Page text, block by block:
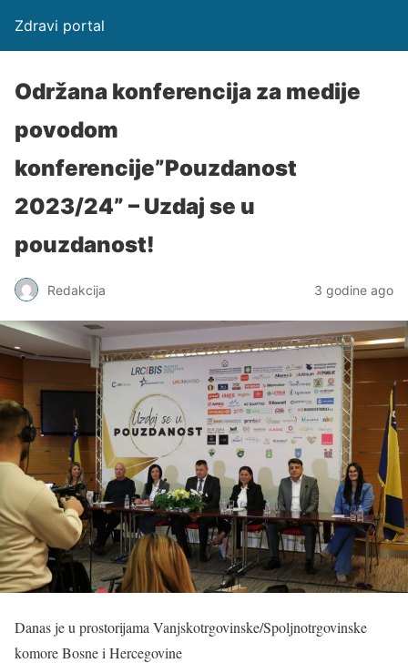
Zdravi portal
Održana konferencija za medije
povodom
konferencije”Pouzdanost
2023/24” – Uzdaj se u
pouzdanost!
Redakcija 3 godine ago
Danas je u prostorijama Vanjskotrgovinske/Spoljnotrgovinske
komore Bosne i Hercegovine